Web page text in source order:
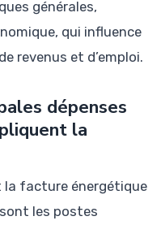
générales,
qui influence
revenus et d’emploi.
dépenses
la
la facture énergétique
les postes